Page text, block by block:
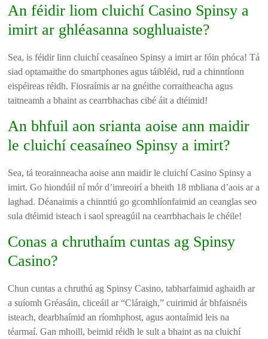
An féidir liom cluichí Casino Spinsy a
imirt ar ghléasanna soghluaiste?
Sea, is féidir linn cluichí ceasaíneo Spinsy a imirt ar fóin phóca! Tá
siad optamaithe do smartphones agus táibléid, rud a chinntíonn
eispéireas réidh. Fiosraímis ar na gnéithe corraitheacha agus
taitneamh a bhaint as cearrbhachas cibé áit a dtéimid!
An bhfuil aon srianta aoise ann maidir
le cluichí ceasaíneo Spinsy a imirt?
Sea, tá teorainneacha aoise ann maidir le cluichí Casino Spinsy a
imirt. Go hiondúil ní mór d’imreoirí a bheith 18 mbliana d’aois ar a
laghad. Déanaimis a chinntiú go gcomhlíonfaimid an ceanglas seo
sula dtéimid isteach i saol spreagúil na cearrbhachais le chéile!
Conas a chruthaím cuntas ag Spinsy
Casino?
Chun cuntas a chruthú ag Spinsy Casino, tabharfaimid aghaidh ar
a suíomh Gréasáin, cliceáil ar “Cláraigh,” cuirimid ár bhfaisnéis
isteach, dearbhaímid an ríomhphost, agus aontaímid leis na
téarmaí. Gan mhoill, beimid réidh le sult a bhaint as na cluichí